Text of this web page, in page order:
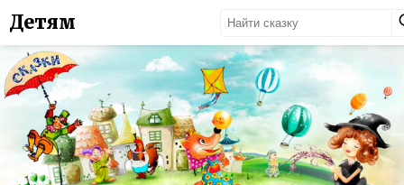
Детям